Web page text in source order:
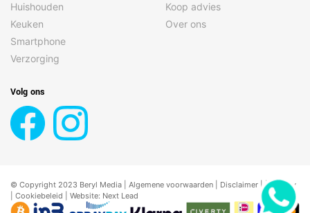
Huishouden
Keuken
Smartphone
Verzorging
Koop advies
Over ons
Volg ons
© Copyright 2023 Beryl Media | Algemene voorwaarden Disclaimer | |Privacy
Cookiebeleid | Website: Next Lead